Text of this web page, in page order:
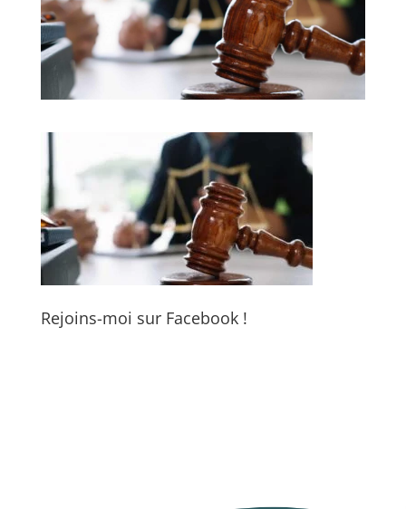
Rejoins-moi sur Facebook !